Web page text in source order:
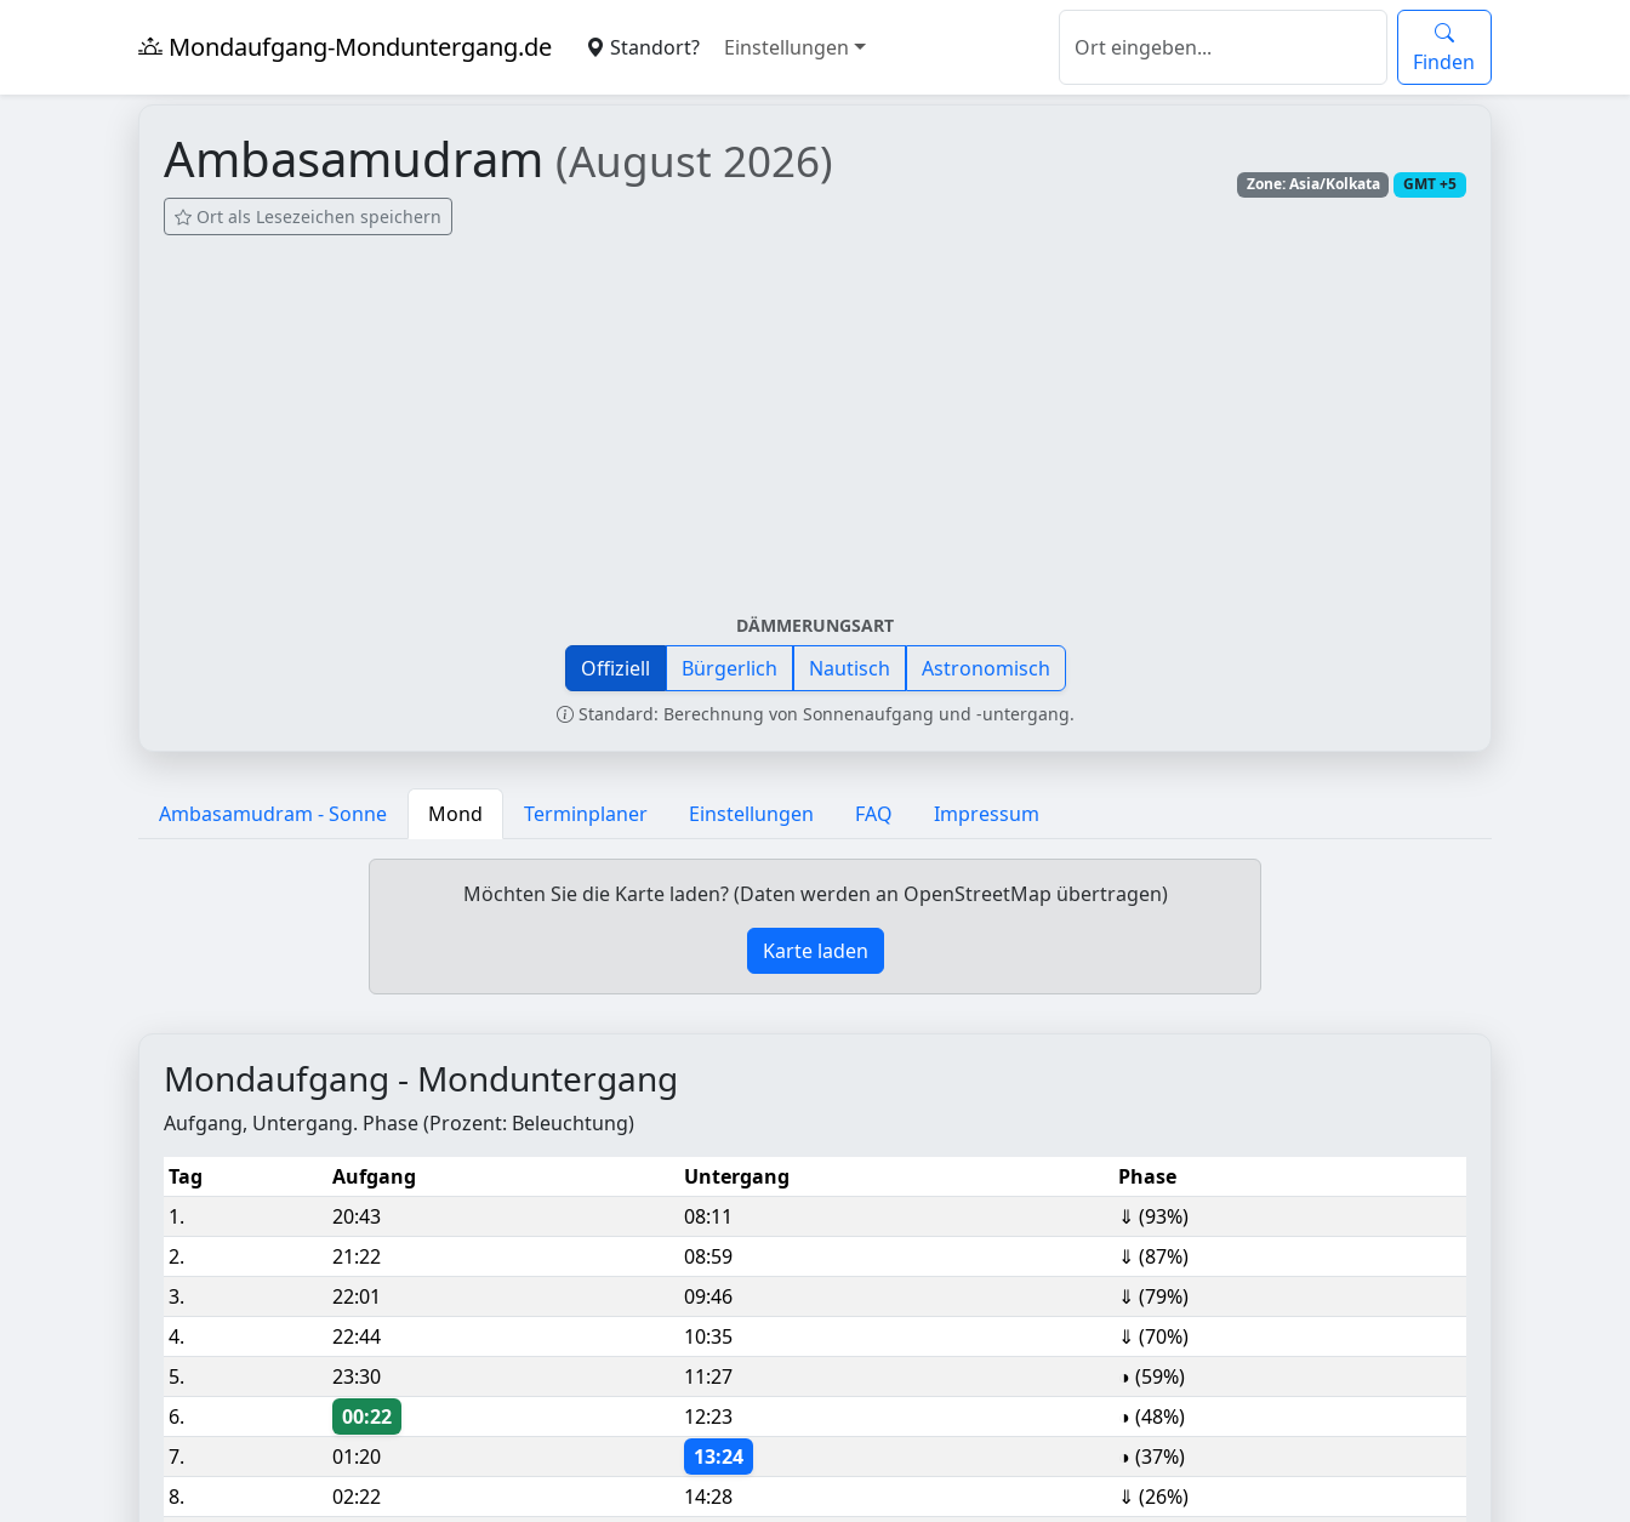
Mondaufgang-Monduntergang.de Standort? Einstellungen
Finden
Ambasamudram (August 2026)
Ort als Lesezeichen speichern
Zone: Asia/Kolkata GMT +5
DÄMMERUNGSART
Offiziell Bürgerlich Nautisch Astronomisch
Standard: Berechnung von Sonnenaufgang und -untergang.
Ambasamudram - Sonne Mond Terminplaner Einstellungen FAQ Impressum
Möchten Sie die Karte laden? (Daten werden an OpenStreetMap übertragen)
Karte laden
Mondaufgang - Monduntergang
Aufgang, Untergang. Phase (Prozent: Beleuchtung)
Tag
Aufgang Untergang
Phase
1.
20:43 08:11
⇓ (93%)
2.
21:22 08:59
⇓ (87%)
3.
22:01 09:46
⇓ (79%)
4.
22:44 10:35
⇓ (70%)
5.
23:30 11:27
◑ (59%)
6.
00:22 12:23
◑ (48%)
7.
01:20 13:24
◑ (37%)
8.
02:22 14:28
⇓ (26%)